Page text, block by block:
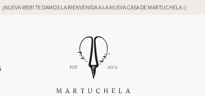
¡NUEVA WEB! TE DAMOS LA BIENVENIDA A LA NUEVA CASA DE MARTUCHELA :)